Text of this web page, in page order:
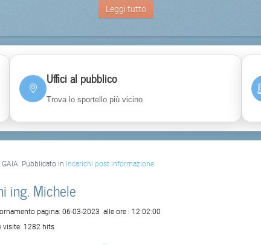
Leggi tutto
Uffici al pubblico
Trova lo sportello più vicino
Pubblicato in Incarichi post informazione
ing. Michele
pagina:06-03-2023 alle ore : 12:02:00
visite: 1282 hits